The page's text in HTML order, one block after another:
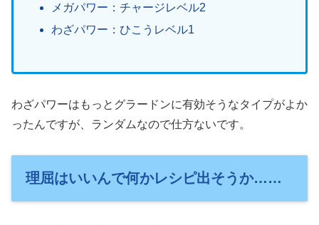
メガパワー：チャージレベル2
わざパワー：ひこうレベル1
わざパワーはもっとグラードンに有効そうなタイプがよか
ったんですが、ランダムなので仕方ないです。
理屈はいいんで何かレシピ出そうか……